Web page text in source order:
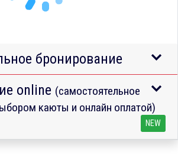
бронирование
online (самостоятельное
каюты и онлайн оплатой)
NEW